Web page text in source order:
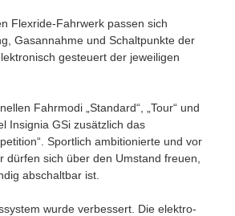
Flexride-Fahrwerk passen sich
Gasannahme und Schaltpunkte der
gesteuert der jeweiligen
Fahrmodi „Standard“, „Tour“ und
Insignia GSi zusätzlich das
Sportlich ambitionierte und vor
dürfen sich über den Umstand freuen,
abschaltbar ist.
wurde verbessert. Die elektro-